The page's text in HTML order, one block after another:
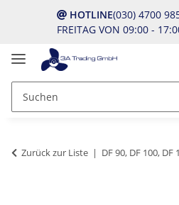
HOTLINE(030) 4700
FREITAG VON 09:00 -
Zurück zur Liste DF 90, DF 100, DF